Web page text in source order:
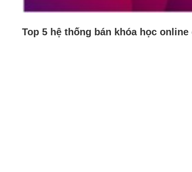
Top 5 hệ thống bán khóa học